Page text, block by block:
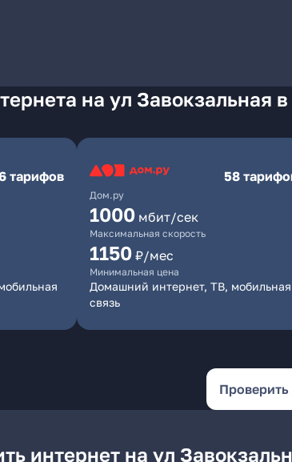
на ул Завокзальная
тарифов
Дом.ру
58
1000 мбит/сек
Максимальная скорость
1150 ₽/мес
Минимальная цена
Домашний интернет, ТВ, мобильная
связь
Проверить
интернет на ул